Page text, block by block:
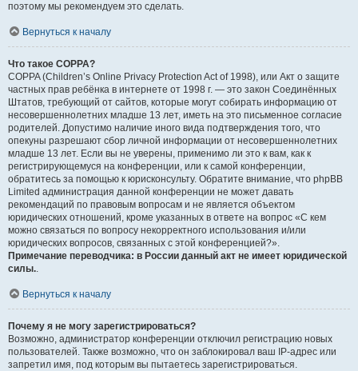
поэтому мы рекомендуем это сделать.
Вернуться к началу
Что такое COPPA?
COPPA (Children’s Online Privacy Protection Act of 1998), или Акт о защите
частных прав ребёнка в интернете от 1998 г. — это закон Соединённых
Штатов, требующий от сайтов, которые могут собирать информацию от
несовершеннолетних младше 13 лет, иметь на это письменное согласие
родителей. Допустимо наличие иного вида подтверждения того, что
опекуны разрешают сбор личной информации от несовершеннолетних
младше 13 лет. Если вы не уверены, применимо ли это к вам, как к
регистрирующемуся на конференции, или к самой конференции,
обратитесь за помощью к юрисконсульту. Обратите внимание, что phpBB
Limited администрация данной конференции не может давать
рекомендаций по правовым вопросам и не является объектом
юридических отношений, кроме указанных в ответе на вопрос «С кем
можно связаться по вопросу некорректного использования и/или
юридических вопросов, связанных с этой конференцией?».
Примечание переводчика: в России данный акт не имеет юридической
силы..
Вернуться к началу
Почему я не могу зарегистрироваться?
Возможно, администратор конференции отключил регистрацию новых
пользователей. Также возможно, что он заблокировал ваш IP-адрес или
запретил имя, под которым вы пытаетесь зарегистрироваться.